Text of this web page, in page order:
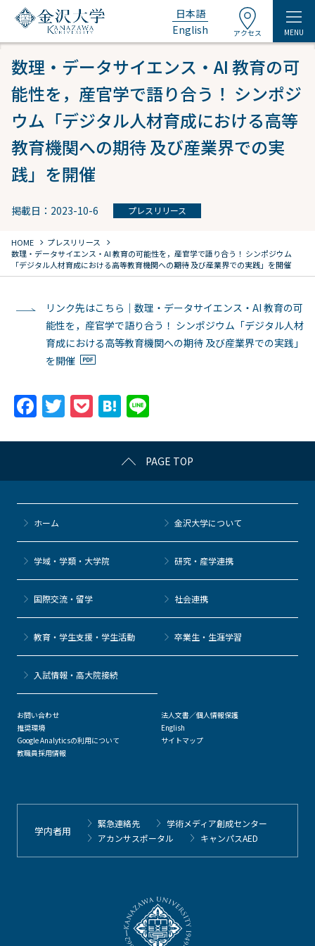
日本語
English
アクセス MENU
数理・データサイエンス・AI 教育の可
能性を，産官学で語り合う！ シンポジ
ウム「デジタル人材育成における高等
教育機関への期待 及び産業界での実
践」を開催
掲載日：2023-10-6 プレスリリース
HOME chevron_right プレスリリース chevron_right
数理・データサイエンス・AI 教育の可能性を，産官学で語り合う！ シンポジウム
「デジタル人材育成における高等教育機関への期待 及び産業界での実践」を開催
リンク先はこちら｜数理・データサイエンス・AI 教育の可
能性を，産官学で語り合う！ シンポジウム「デジタル人材
育成における高等教育機関への期待 及び産業界での実践」
を開催
F
c
e
b
o
o
k
T
itt
er
P
c
k
et
H
e
n
a
e
PAGE TOP
ホーム 金沢大学について
学域・学類・大学院 研究・産学連携
国際交流・留学 社会連携
教育・学生支援・学生活動 卒業生・生涯学習
⼊試情報・高大院接続
お問い合わせ
推奨環境
Google Analyticsの利用について
教職員採用情報
法人文書／個人情報保護
English
サイトマップ
学内者用
緊急連絡先
学術メディア創成センター
アカンサスポータル
キャンパスAED